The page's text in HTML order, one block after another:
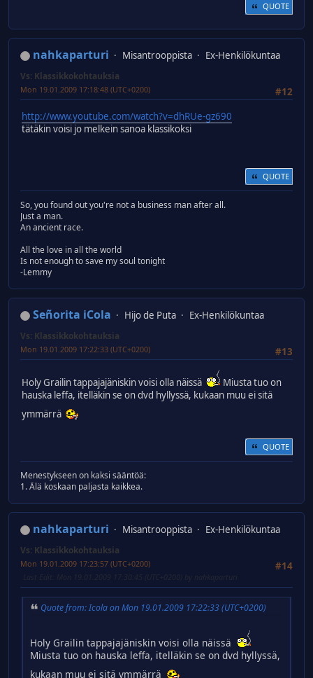
QUOTE
nahkaparturi Misantrooppista Ex-Henkilökuntaa
Vs: Klassikkokohtauksia
#12
Mon 19.01.2009 17:18:48 (UTC+0200)
http://www.youtube.com/watch?v=dhRUe-gz690
tätäkin voisi jo melkein sanoa klassikoksi
QUOTE
So, you found out you're not a business man after all.
Just a man.
An ancient race.
All the love in all the world
Is not enough to save my soul tonight
-Lemmy
Señorita iCola Hijo de Puta Ex-Henkilökuntaa
Vs: Klassikkokohtauksia
#13
Mon 19.01.2009 17:22:33 (UTC+0200)
Holy Grailin tappajajäniskin voisi olla näissä
Miusta tuo on
hauska leffa, itelläkin se on dvd hyllyssä, kukaan muu ei sitä
ymmärrä
QUOTE
Menestykseen on kaksi sääntöä:
1. Älä koskaan paljasta kaikkea.
nahkaparturi Misantrooppista Ex-Henkilökuntaa
Vs: Klassikkokohtauksia
#14
Mon 19.01.2009 17:23:57 (UTC+0200)
Quote from: Icola on Mon 19.01.2009 17:22:33 (UTC+0200)
Holy Grailin tappajajäniskin voisi olla näissä
Miusta tuo on hauska leffa, itelläkin se on dvd hyllyssä,
kukaan muu ei sitä ymmärrä